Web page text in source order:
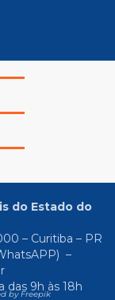
do Estado do
– Curitiba – PR
–
das 9h às 18h
by Freepik